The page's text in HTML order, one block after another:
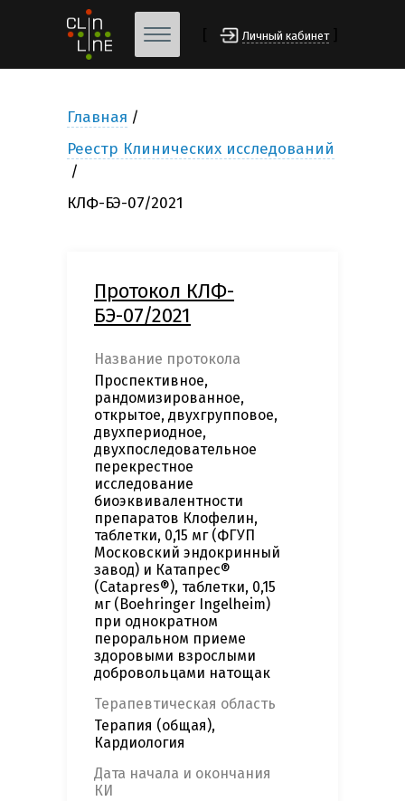
Личный кабинет
Главная
Реестр Клинических исследований
КЛФ-БЭ-07/2021
Протокол КЛФ-
БЭ-07/2021
Название протокола
Проспективное,
рандомизированное,
открытое, двухгрупповое,
двухпериодное,
двухпоследовательное
перекрестное
исследование
биоэквивалентности
препаратов Клофелин,
таблетки, 0,15 мг (ФГУП
Московский эндокринный
завод) и Катапрес®
(Catapres®), таблетки, 0,15
мг (Boehringer Ingelheim)
при однократном
пероральном приеме
здоровыми взрослыми
добровольцами натощак
Терапевтическая область
Терапия (общая),
Кардиология
Дата начала и окончания
КИ